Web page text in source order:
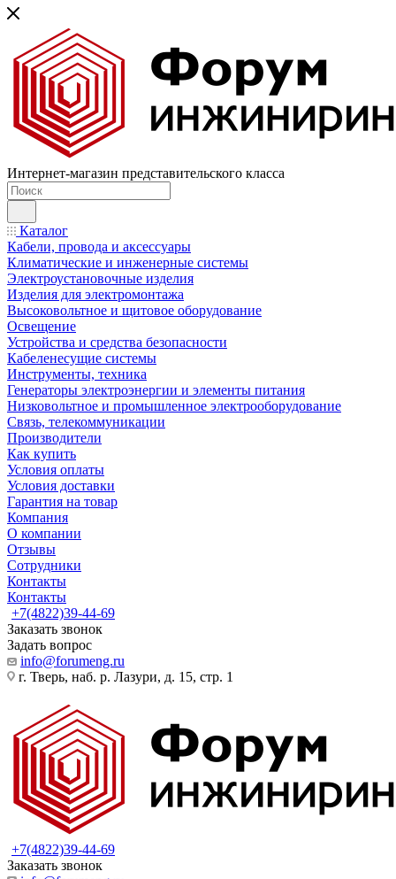
Интернет-магазин представительского класса
Каталог
Кабели, провода и аксессуары
Климатические и инженерные системы
Электроустановочные изделия
Изделия для электромонтажа
Высоковольтное и щитовое оборудование
Освещение
Устройства и средства безопасности
Кабеленесущие системы
Инструменты, техника
Генераторы электроэнергии и элементы питания
Низковольтное и промышленное электрооборудование
Связь, телекоммуникации
Производители
Как купить
Условия оплаты
Условия доставки
Гарантия на товар
Компания
О компании
Отзывы
Сотрудники
Контакты
Контакты
+7(4822)39-44-69
Заказать звонок
Задать вопрос
info@forumeng.ru
г. Тверь, наб. р. Лазури, д. 15, стр. 1
+7(4822)39-44-69
Заказать звонок